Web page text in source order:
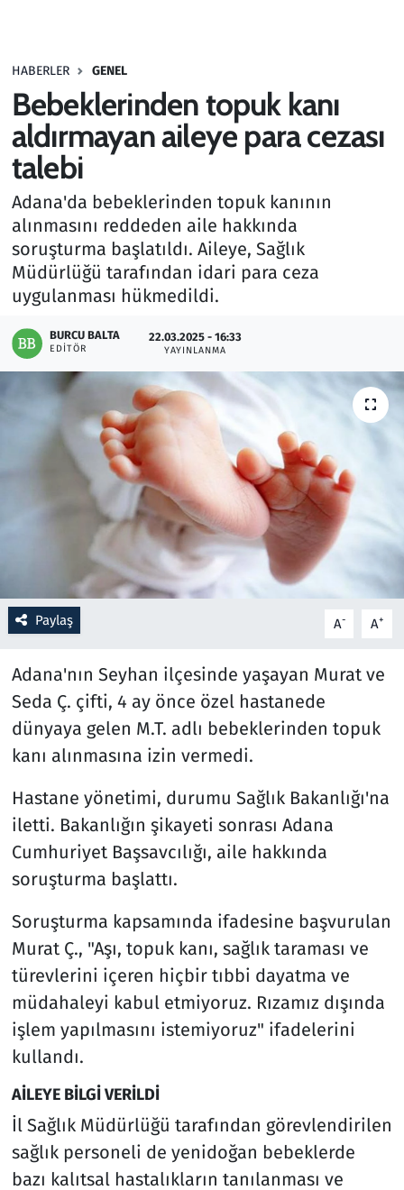
HABERLER GENEL
Bebeklerinden topuk kanı
aldırmayan aileye para cezası
talebi
Adana'da bebeklerinden topuk kanının
alınmasını reddeden aile hakkında
soruşturma başlatıldı. Aileye, Sağlık
Müdürlüğü tarafından idari para ceza
uygulanması hükmedildi.
BURCU BALTA
EDITÖR
22.03.2025 - 16:33
YAYINLANMA
Paylaş A- A+
Adana'nın Seyhan ilçesinde yaşayan Murat ve
Seda Ç. çifti, 4 ay önce özel hastanede
dünyaya gelen M.T. adlı bebeklerinden topuk
kanı alınmasına izin vermedi.
Hastane yönetimi, durumu Sağlık Bakanlığı'na
iletti. Bakanlığın şikayeti sonrası Adana
Cumhuriyet Başsavcılığı, aile hakkında
soruşturma başlattı.
Soruşturma kapsamında ifadesine başvurulan
Murat Ç., "Aşı, topuk kanı, sağlık taraması ve
türevlerini içeren hiçbir tıbbi dayatma ve
müdahaleyi kabul etmiyoruz. Rızamız dışında
işlem yapılmasını istemiyoruz" ifadelerini
kullandı.
AİLEYE BİLGİ VERİLDİ
İl Sağlık Müdürlüğü tarafından görevlendirilen
sağlık personeli de yenidoğan bebeklerde
bazı kalıtsal hastalıkların tanılanması ve
Haber
Kültür Sanat
Kurumsal Haberler
Lezzet Durağı
Memur ve Kamu
Otomobil
Oyun
Ramazan
Resmi İlanlar
Rüya Tabirleri
Savunma Sanayi
Seçim 2023
Spor
Teknoloji ve Bilim
Televizyon